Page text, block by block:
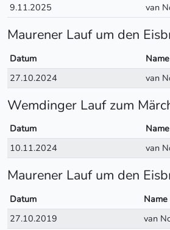
9.11.2025
van
Maurener Lauf um den
Datum Name
27.10.2024
van
Wemdinger Lauf zum
Datum Name
10.11.2024
van
Maurener Lauf um den
Datum Name
27.10.2019
van